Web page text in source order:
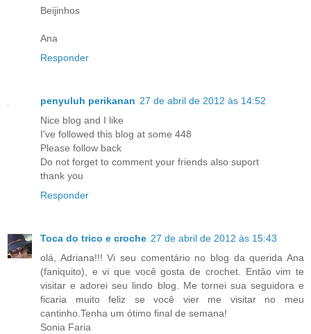
Beijinhos
Ana
Responder
penyuluh perikanan 27 de abril de 2012 às 14:52
Nice blog and I like
I've followed this blog at some 448
Please follow back
Do not forget to comment your friends also suport
thank you
Responder
Toca do trico e croche 27 de abril de 2012 às 15:43
olá, Adriana!!! Vi seu comentário no blog da querida Ana
(faniquito), e vi que você gosta de crochet. Entâo vim te
visitar e adorei seu lindo blog. Me tornei sua seguidora e
ficaria muito feliz se você vier me visitar no meu
cantinho.Tenha um ótimo final de semana!
Sonia Faria